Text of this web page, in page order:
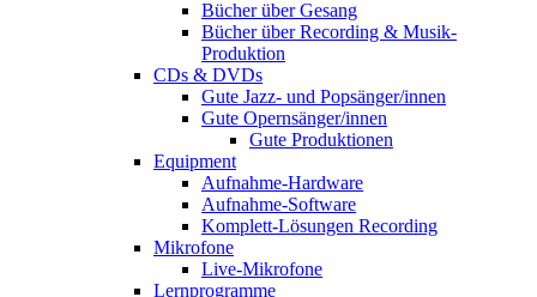
Bücher über Gesang
Bücher über Recording & Musik-
Produktion
CDs & DVDs
Gute Jazz- und Popsänger/innen
Gute Opernsänger/innen
Gute Produktionen
Equipment
Aufnahme-Hardware
Aufnahme-Software
Komplett-Lösungen Recording
Mikrofone
Live-Mikrofone
Lernprogramme